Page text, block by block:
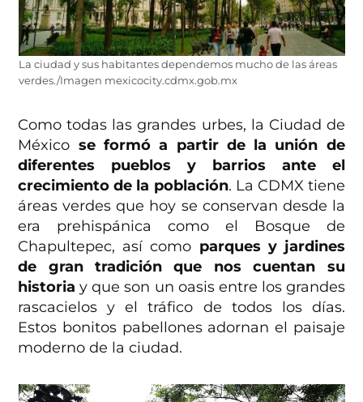
La ciudad y sus habitantes dependemos mucho de las áreas
verdes./Imagen mexicocity.cdmx.gob.mx
Como todas las grandes urbes, la Ciudad de
México se formó a partir de la unión de
diferentes pueblos y barrios ante el
crecimiento de la población. La CDMX tiene
áreas verdes que hoy se conservan desde la
era prehispánica como el Bosque de
Chapultepec, así como parques y jardines
de gran tradición que nos cuentan su
historia y que son un oasis entre los grandes
rascacielos y el tráfico de todos los días.
Estos bonitos pabellones adornan el paisaje
moderno de la ciudad.